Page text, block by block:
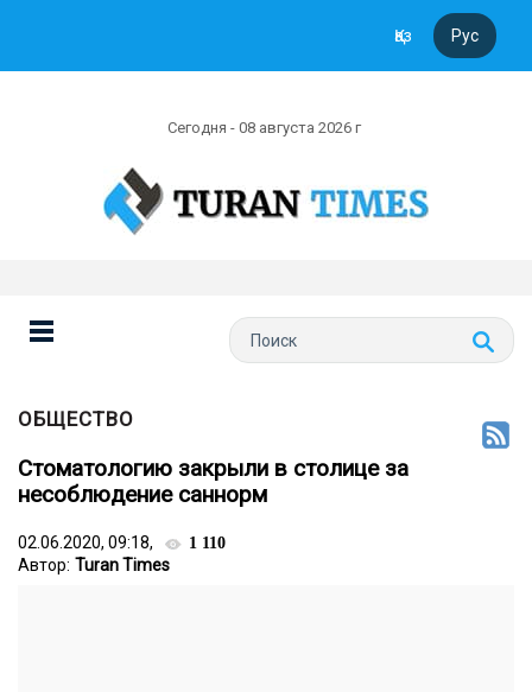
Қаз Рус
Сегодня - 08 августа 2026 г
ОБЩЕСТВО
Стоматологию закрыли в столице за
несоблюдение саннорм
02.06.2020, 09:18, 1 110
Автор: Turan Times